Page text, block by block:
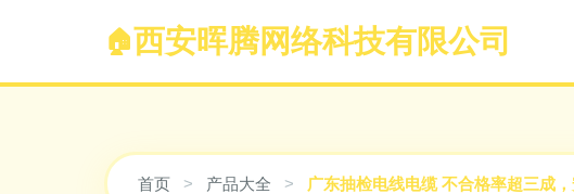
西安晖腾网络科技有限公司
首页 > 产品大全 > 广东抽检电线电缆 不合格率超三成